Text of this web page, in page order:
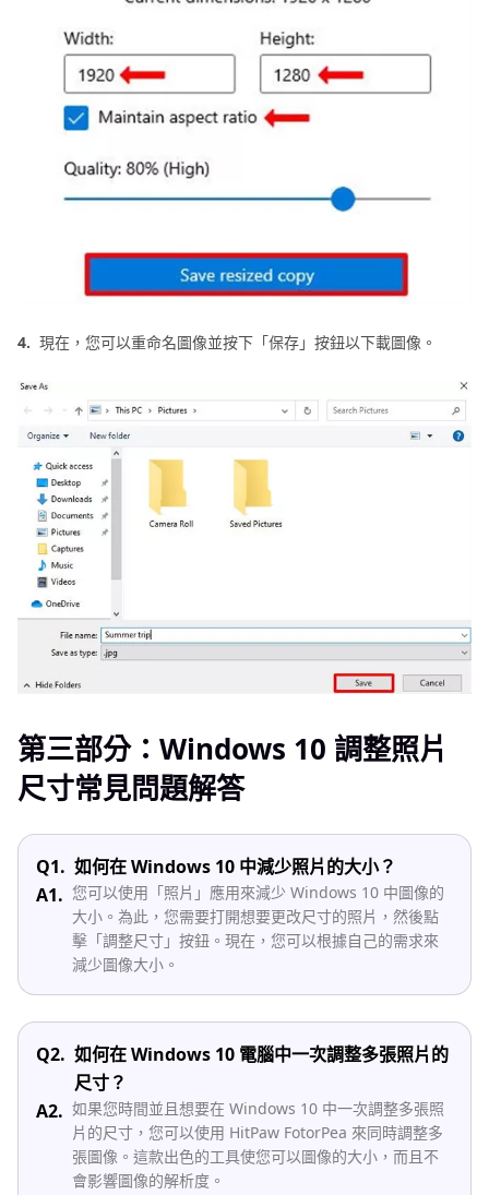
4. 現在，您可以重命名圖像並按下「保存」按鈕以下載圖像。
第三部分：Windows 10 調整照片
尺寸常見問題解答
Q1. 如何在 Windows 10 中減少照片的大小？
A1. 您可以使用「照片」應用來減少 Windows 10 中圖像的
大小。為此，您需要打開想要更改尺寸的照片，然後點
擊「調整尺寸」按鈕。現在，您可以根據自己的需求來
減少圖像大小。
Q2. 如何在 Windows 10 電腦中一次調整多張照片的
尺寸？
A2. 如果您時間並且想要在 Windows 10 中一次調整多張照
片的尺寸，您可以使用 HitPaw FotorPea 來同時調整多
張圖像。這款出色的工具使您可以圖像的大小，而且不
會影響圖像的解析度。